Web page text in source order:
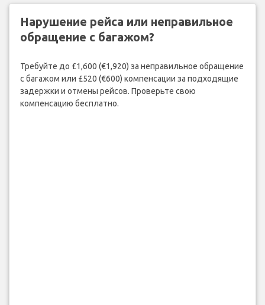
Нарушение рейса или неправильное
обращение с багажом?
Требуйте до £1,600 (€1,920) за неправильное обращение
с багажом или £520 (€600) компенсации за подходящие
задержки и отмены рейсов. Проверьте свою
компенсацию бесплатно.